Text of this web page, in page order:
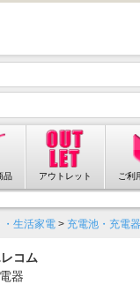
品 アウトレット ご利
・生活家電 > 充電池・充電器
コム
器